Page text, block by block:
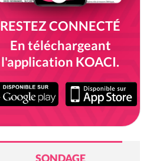
RESTEZ CONNECTÉ
En téléchargeant
l'application KOACI.
SONDAGE